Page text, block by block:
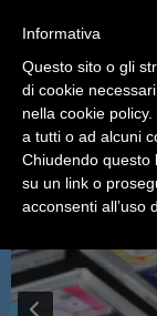
Ciao a tutti, il
compreso.
Tutti gli ordini
spediti a partire
Buone vacanze
Informativa
Questo sito o gli
di cookie
nella cookie
a tutti o ad alcuni
Chiudendo questo
su un link o
acconsenti all’uso